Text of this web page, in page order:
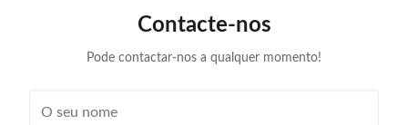
efficiently while maintaining their integrity. Advanced
Contacte-nos
Pode contactar-nos a qualquer momento!